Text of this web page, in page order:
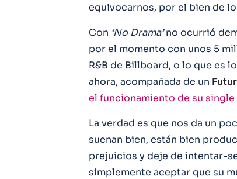
equivocarnos, por el bien de
Con ‘No Drama’no ocurrió
por el momento con unos 5
R&B de Billboard, o lo que es
ahora, acompañada de un
el funcionamiento de su single
La verdad es que nos da un
suenan bien, están bien
prejuicios y deje de intentar-
simplemente aceptar que su